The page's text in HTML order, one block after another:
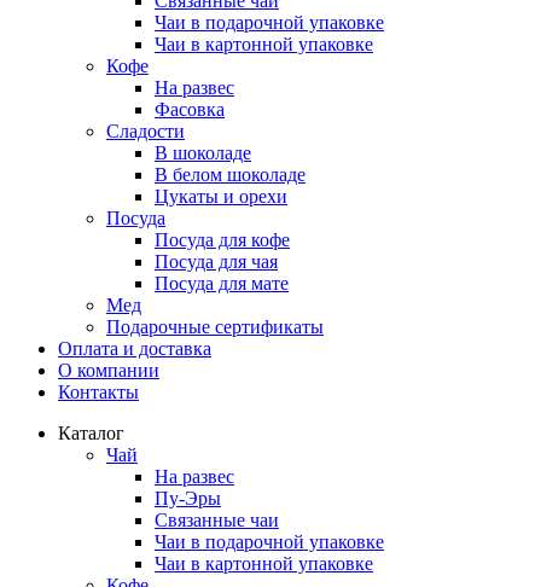
Чаи в подарочной упаковке
Чаи в картонной упаковке
Кофе
На развес
Фасовка
Сладости
В шоколаде
В белом шоколаде
Цукаты и орехи
Посуда
Посуда для кофе
Посуда для чая
Посуда для мате
Мед
Подарочные сертификаты
Оплата и доставка
О компании
Контакты
Каталог
Чай
На развес
Пу-Эры
Связанные чаи
Чаи в подарочной упаковке
Чаи в картонной упаковке